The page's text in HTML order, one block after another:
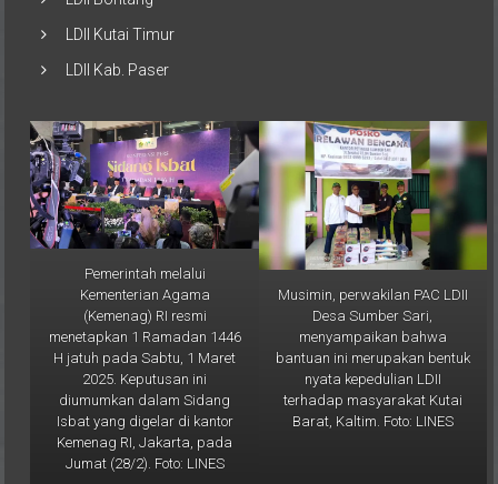
LDII Kutai Timur
Pemerintah melalui
Kementerian Agama
(Kemenag) RI resmi
menetapkan 1 Ramadan 1446
H jatuh pada Sabtu, 1 Maret
2025. Keputusan ini
diumumkan dalam Sidang
Isbat yang digelar di kantor
Kemenag RI, Jakarta, pada
Jumat (28/2). Foto: LINES
Musimin, perwakilan PAC LDII
Desa Sumber Sari,
menyampaikan bahwa
bantuan ini merupakan bentuk
nyata kepedulian LDII
terhadap masyarakat Kutai
Barat, Kaltim. Foto: LINES